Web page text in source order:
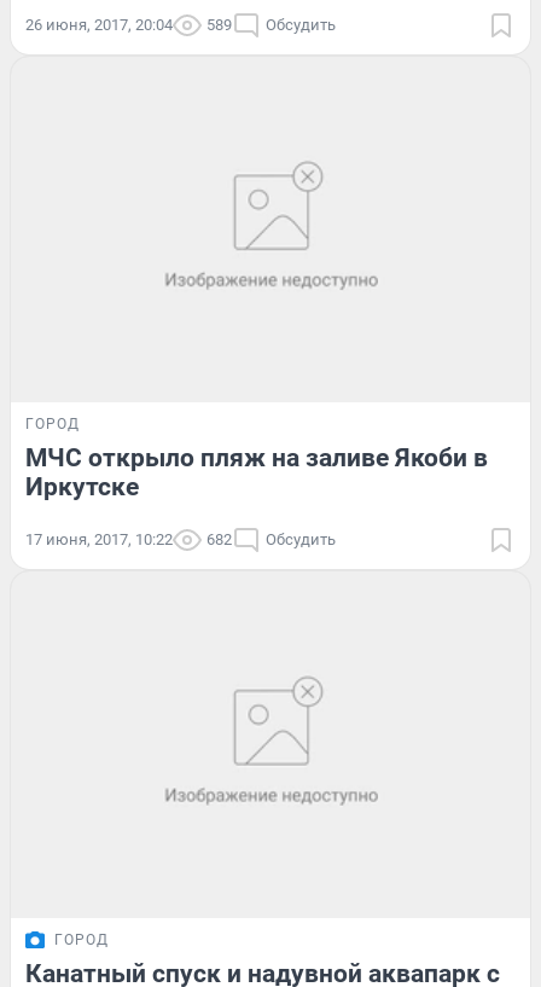
26 июня, 2017, 20:04 589 Обсудить
ГОРОД
МЧС открыло пляж на заливе Якоби в
Иркутске
17 июня, 2017, 10:22 682 Обсудить
ГОРОД
Канатный спуск и надувной аквапарк с